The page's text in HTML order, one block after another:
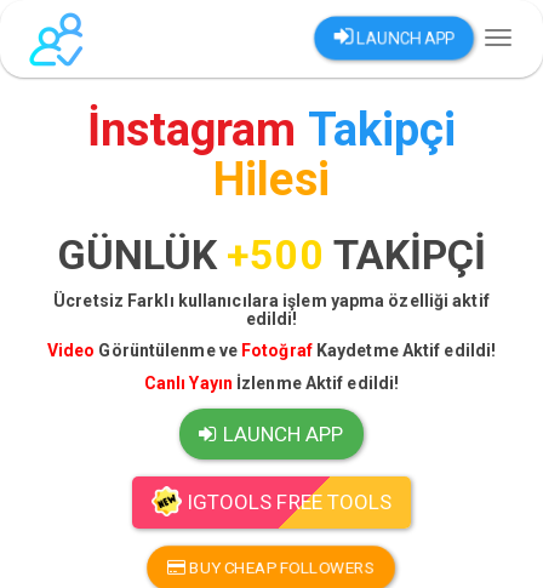
LAUNCH APP
İnstagram Takipçi
Hilesi
GÜNLÜK +500 TAKİPÇİ
Ücretsiz Farklı kullanıcılara işlem yapma özelliği aktif
edildi!
Video Görüntülenme ve Fotoğraf Kaydetme Aktif edildi!
Canlı Yayın İzlenme Aktif edildi!
LAUNCH APP
IGTOOLS FREE TOOLS
BUY CHEAP FOLLOWERS